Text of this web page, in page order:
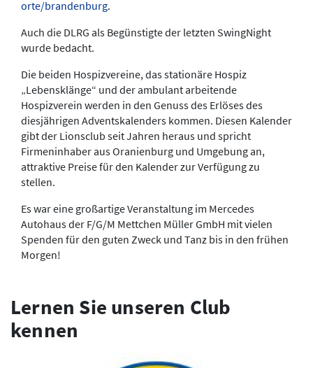
orte/brandenburg.
Auch die DLRG als Begünstigte der letzten SwingNight
wurde bedacht.
Die beiden Hospizvereine, das stationäre Hospiz
„Lebensklänge“ und der ambulant arbeitende
Hospizverein werden in den Genuss des Erlöses des
diesjährigen Adventskalenders kommen. Diesen Kalender
gibt der Lionsclub seit Jahren heraus und spricht
Firmeninhaber aus Oranienburg und Umgebung an,
attraktive Preise für den Kalender zur Verfügung zu
stellen.
Es war eine großartige Veranstaltung im Mercedes
Autohaus der F/G/M Mettchen Müller GmbH mit vielen
Spenden für den guten Zweck und Tanz bis in den frühen
Morgen!
Lernen Sie unseren Club
kennen